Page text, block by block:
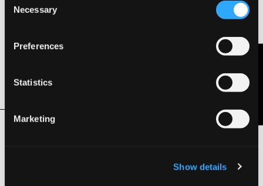
Selection
Necessary
Preferences
Statistics
Marketing
Show details
Acid Free
Produits associés
Nous contacter